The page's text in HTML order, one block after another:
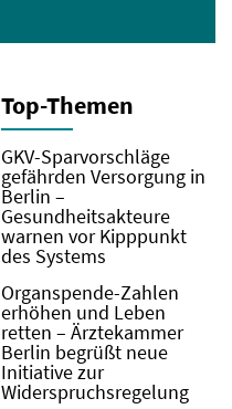
Top-Themen
GKV-Sparvorschläge
gefährden Versorgung in
Berlin –
Gesundheitsakteure
warnen vor Kipppunkt
des Systems
Organspende-Zahlen
erhöhen und Leben
retten – Ärztekammer
Berlin begrüßt neue
Initiative zur
Widerspruchsregelung